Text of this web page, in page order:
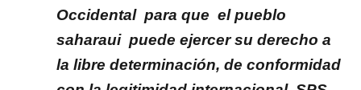
Occidental para que el pueblo
saharaui puede ejercer su derecho a
la libre determinación, de conformidad